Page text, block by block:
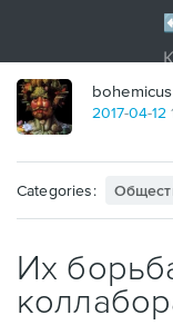
2017-04-12
Categories:
Их